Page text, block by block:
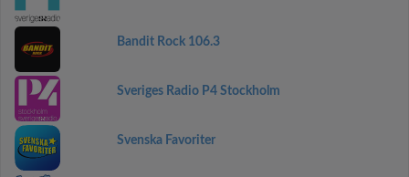
Bandit Rock 106.3
Sveriges Radio P4 Stockholm
Svenska Favoriter